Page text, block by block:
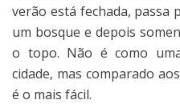
verão está fechada, passa
um bosque e depois
o topo. Não é como
cidade, mas comparado
é o mais fácil.